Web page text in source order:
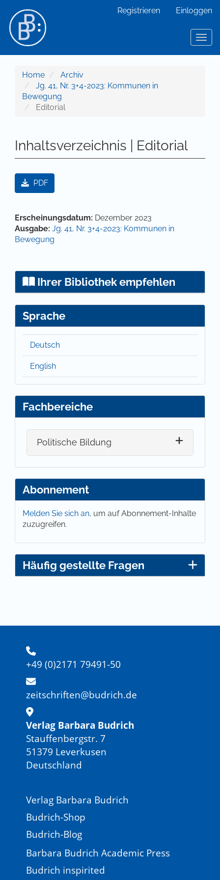
Hauptinhalt
Sidebar
Registrieren Einloggen
Home
Archiv
Jg. 41, Nr. 3+4-2023: Kommunen in
Bewegung
Editorial
Inhaltsverzeichnis | Editorial
Artikel-Sidebar
PDF
Hauptsächlicher Artikelinhalt
Artikel-Details
Erscheinungsdatum: Dezember 2023
Ausgabe: Jg. 41, Nr. 3+4-2023: Kommunen in
Bewegung
Ihrer Bibliothek empfehlen
Sprache
Deutsch
English
Fachbereiche
Politische Bildung
Abonnement
Melden Sie sich an, um auf Abonnement-Inhalte
zuzugreifen.
Häufig gestellte Fragen
+49 (0)2171 79491-50
zeitschriften@budrich.de
Verlag Barbara Budrich
Stauffenbergstr. 7
51379 Leverkusen
Deutschland
Verlag Barbara Budrich
Budrich-Shop
Budrich-Blog
Barbara Budrich Academic Press
Budrich inspirited